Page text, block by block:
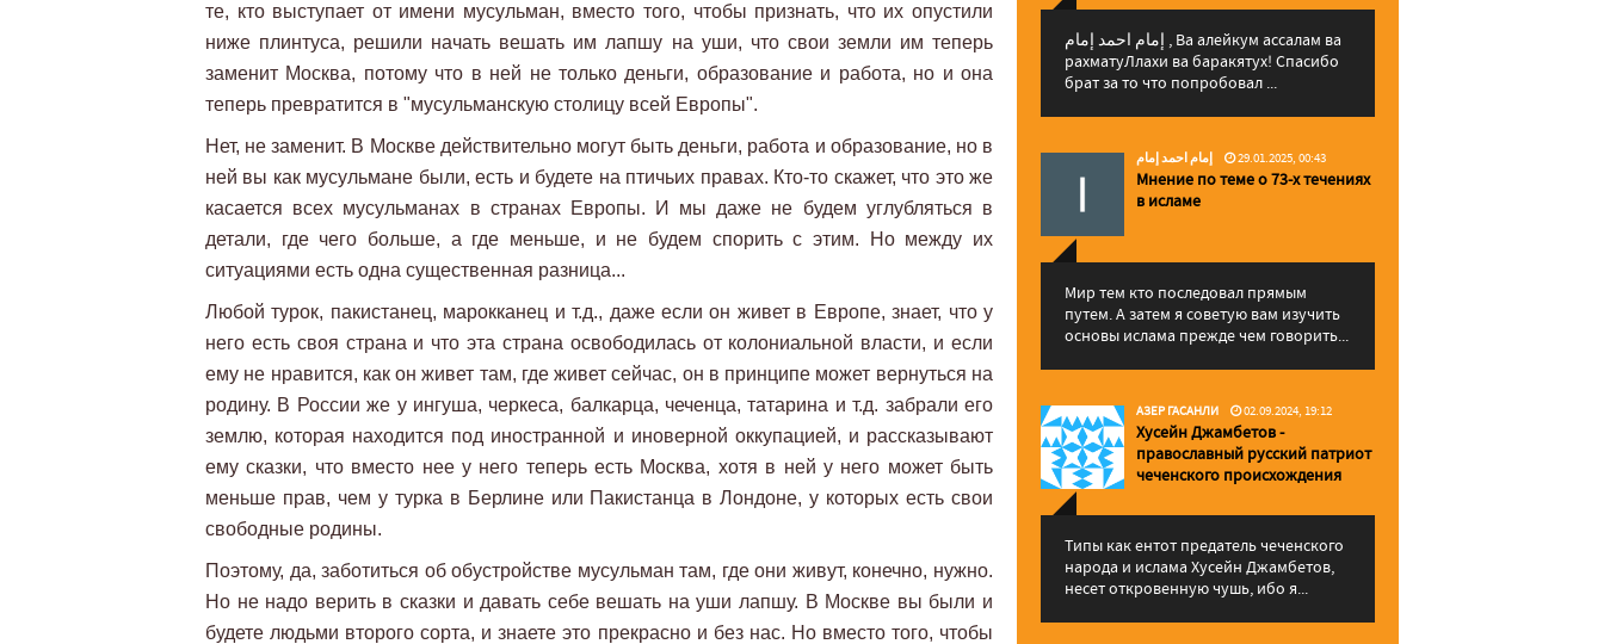
те, кто выступает от имени мусульман, вместо того, чтобы признать, что их опустили
ниже плинтуса, решили начать вешать им лапшу на уши, что свои земли им теперь
заменит Москва, потому что в ней не только деньги, образование и работа, но и она
теперь превратится в "мусульманскую столицу всей Европы".
Нет, не заменит. В Москве действительно могут быть деньги, работа и образование, но в
ней вы как мусульмане были, есть и будете на птичьих правах. Кто-то скажет, что это же
касается всех мусульманах в странах Европы. И мы даже не будем углубляться в
детали, где чего больше, а где меньше, и не будем спорить с этим. Но между их
ситуациями есть одна существенная разница...
Любой турок, пакистанец, марокканец и т.д., даже если он живет в Европе, знает, что у
него есть своя страна и что эта страна освободилась от колониальной власти, и если
ему не нравится, как он живет там, где живет сейчас, он в принципе может вернуться на
родину. В России же у ингуша, черкеса, балкарца, чеченца, татарина и т.д. забрали его
землю, которая находится под иностранной и иноверной оккупацией, и рассказывают
ему сказки, что вместо нее у него теперь есть Москва, хотя в ней у него может быть
меньше прав, чем у турка в Берлине или Пакистанца в Лондоне, у которых есть свои
свободные родины.
Поэтому, да, заботиться об обустройстве мусульман там, где они живут, конечно, нужно.
Но не надо верить в сказки и давать себе вешать на уши лапшу. В Москве вы были и
будете людьми второго сорта, и знаете это прекрасно и без нас. Но вместо того, чтобы
إمام احمد إمام , Ва алейкум ассалам ва
рахматуЛлахи ва баракятух! Спасибо
брат за то что попробовал ...
إمام احمد إمام 29.01.2025, 00:43
Мнение по теме о 73-х течениях
в исламе
Мир тем кто последовал прямым
путем. А затем я советую вам изучить
основы ислама прежде чем говорить...
АЗЕР ГАСАНЛИ 02.09.2024, 19:12
Хусейн Джамбетов -
православный русский патриот
чеченского происхождения
Типы как ентот предатель чеченского
народа и ислама Хусейн Джамбетов,
несет откровенную чушь, ибо я...